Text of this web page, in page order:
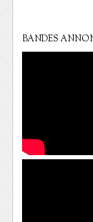
BANDES